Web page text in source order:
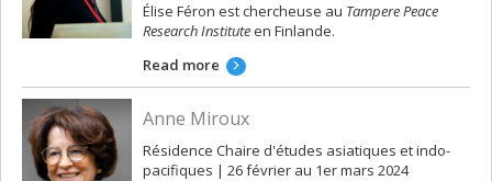
Élise Féron est chercheuse au Tampere Peace
Research Instituteen Finlande.
Read more
Anne Miroux
Résidence Chaire d'études asiatiques et indo-
pacifiques | 26 février au 1er mars 2024